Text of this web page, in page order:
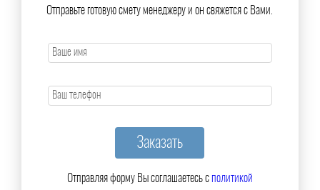
Отправьте готовую смету менеджеру и он свяжется с Вами.
Отправляя форму Вы соглашаетесь сполитикой